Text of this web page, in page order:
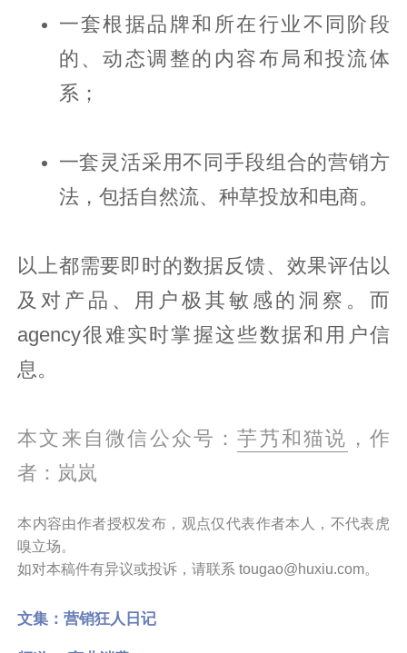
一套根据品牌和所在行业不同阶段
的、动态调整的内容布局和投流体
系；
一套灵活采用不同手段组合的营销方
法，包括自然流、种草投放和电商。
以上都需要即时的数据反馈、效果评估以
及对产品、用户极其敏感的洞察。而
agency很难实时掌握这些数据和用户信
息。
本文来自微信公众号：芋艿和猫说 ，作
者：岚岚
本内容由作者授权发布，观点仅代表作者本人，不代表虎
嗅立场。
如对本稿件有异议或投诉，请联系 tougao@huxiu.com。
文集：营销狂人日记